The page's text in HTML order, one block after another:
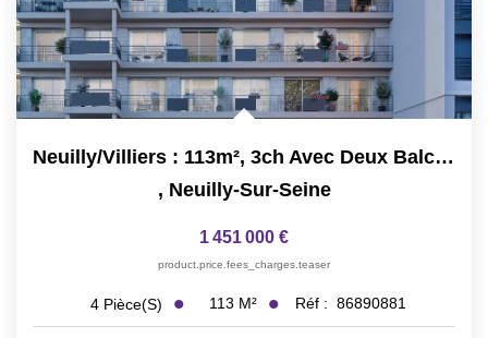
Neuilly/Villiers : 113m², 3ch Avec Deux Balcons, Immeuble...
, Neuilly-Sur-Seine
1 451 000 €
product.price.fees_charges.teaser
4 Pièce(s) 113 M² Réf : 86890881